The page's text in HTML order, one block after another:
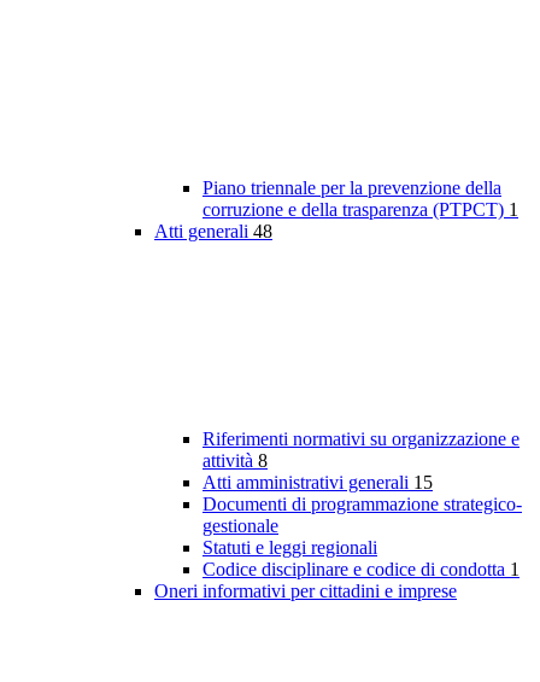
Piano triennale per la prevenzione della
corruzione e della trasparenza (PTPCT) 1
Atti generali 48
Riferimenti normativi su organizzazione e
attività 8
Atti amministrativi generali 15
Documenti di programmazione strategico-
gestionale
Statuti e leggi regionali
Codice disciplinare e codice di condotta 1
Oneri informativi per cittadini e imprese